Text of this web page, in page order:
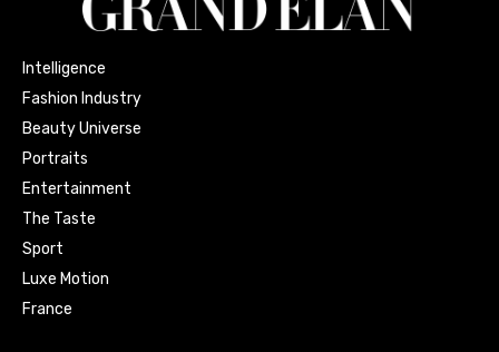
Intelligence
Fashion Industry
Beauty Universe
Portraits
Entertainment
The Taste
Sport
Luxe Motion
France